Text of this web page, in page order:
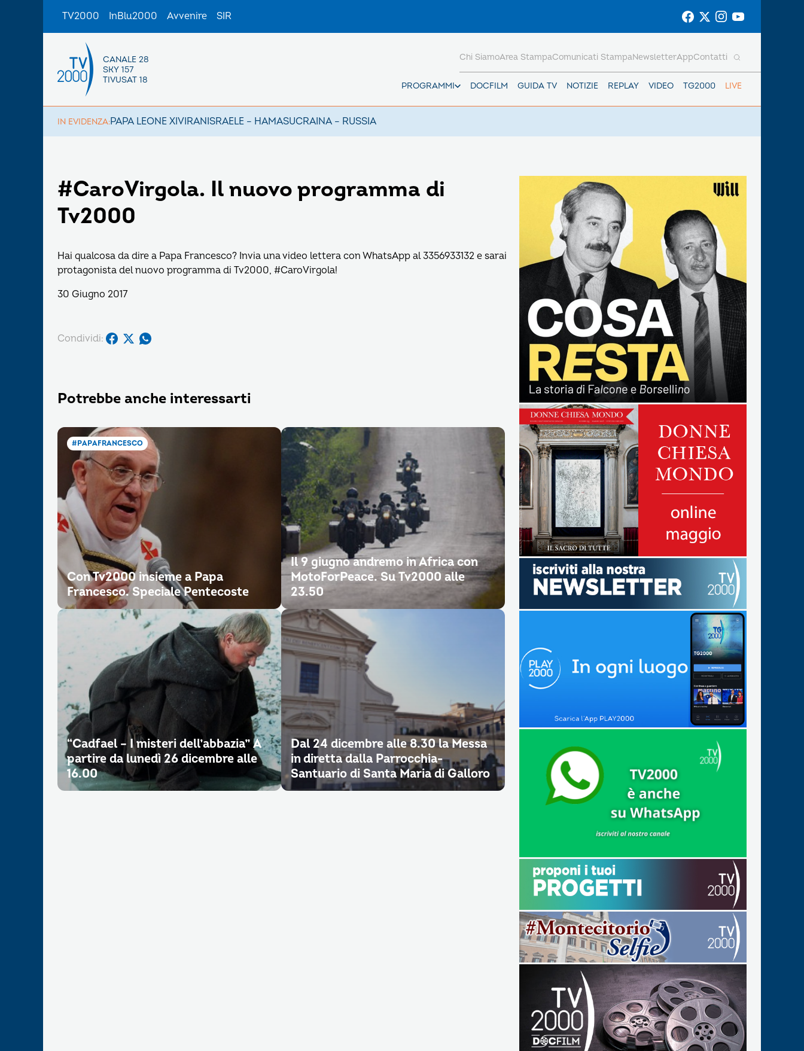
TV2000 InBlu2000 Avvenire SIR
CANALE 28
SKY 157
TIVUSAT 18
PROGRAMMI DOCFILM GUIDA TV NOTIZIE REPLAY VIDEO TG2000 LIVE
Chi SiamoArea StampaComunicati StampaNewsletterAppContatti
IN EVIDENZA:PAPA LEONE XIVIRANISRAELE – HAMASUCRAINA – RUSSIA
#CaroVirgola. Il nuovo programma di
Tv2000
Hai qualcosa da dire a Papa Francesco? Invia una video lettera con WhatsApp al 3356933132 e sarai
protagonista del nuovo programma di Tv2000, #CaroVirgola!
30 Giugno 2017
Condividi:
Potrebbe anche interessarti
#PAPAFRANCESCO
Con Tv2000 insieme a Papa
Francesco. Speciale Pentecoste
Il 9 giugno andremo in Africa con
MotoForPeace. Su Tv2000 alle
23.50
“Cadfael – I misteri dell’abbazia” A
partire da lunedì 26 dicembre alle
16.00
Dal 24 dicembre alle 8.30 la Messa
in diretta dalla Parrocchia-
Santuario di Santa Maria di Galloro